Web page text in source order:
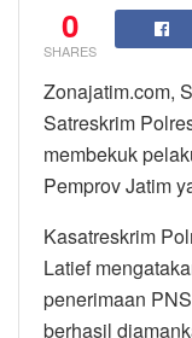
0
SHARES
Zonajatim.com,
Satreskrim
membekuk
Pemprov Jatim
Kasatreskrim
Latief
penerimaan
berhasil